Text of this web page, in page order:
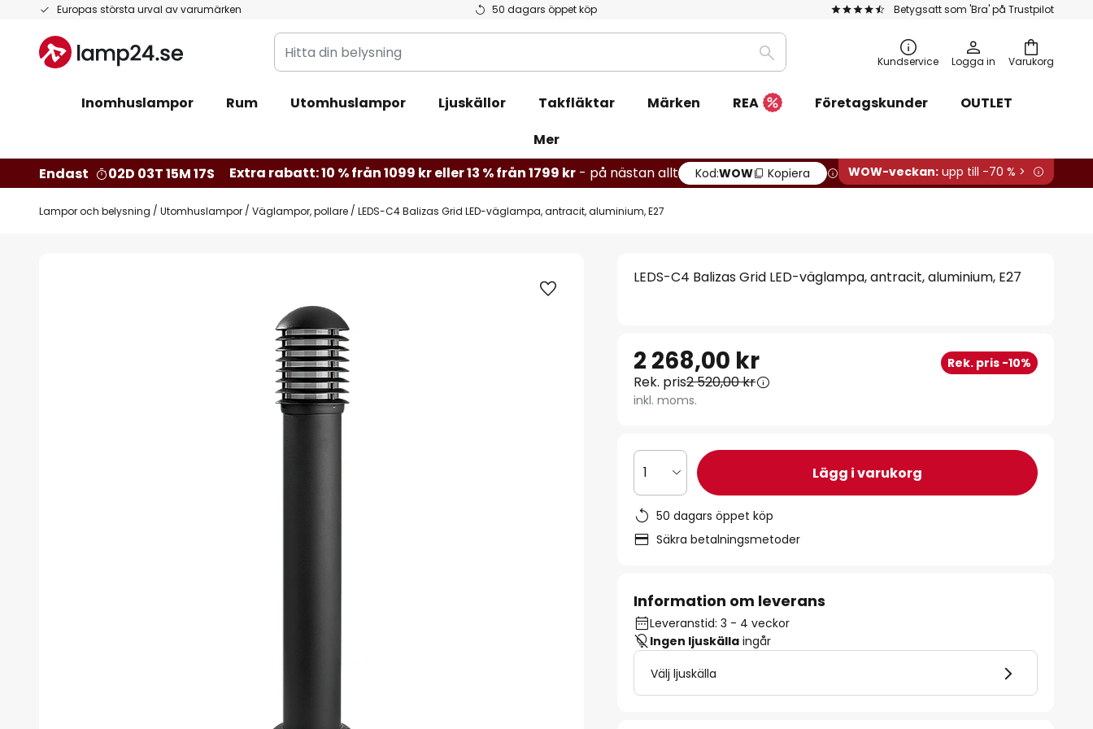
Europas största urval av varumärken 50 dagars öppet köp Betygsatt som 'Bra' på Trustpilot
Hoppa
innehållet
Varukorg
Hitta
din
Sök Kundservice Logga in
Inomhuslampor Rum Utomhuslampor Ljuskällor Takfläktar Märken REA Företagskunder
OUTLET
Mer
Endast
02D 03T 15M 16S Extra rabatt: 10 % från 1099 kr eller 13 % från 1799 kr - på nästan allt Kod:WOW Kopiera WOW-veckan: upp till -70 % >
Lampor och belysning Utomhuslampor Väglampor, pollare LEDS-C4 Balizas Grid LED-väglampa, antracit, aluminium, E27
LEDS-C4 Balizas Grid LED-väglampa, antracit, aluminium, E27
2 268,00 kr Rek. pris -10%
Rek. pris2 520,00 kr
inkl. moms.
1 Lägg i varukorg
50 dagars öppet köp
Säkra betalningsmetoder
Information om leverans
Leveranstid: 3 - 4 veckor
Ingen ljuskälla ingår
Välj ljuskälla